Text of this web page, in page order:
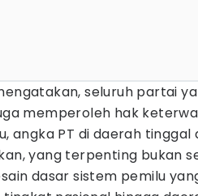
seluruh partai
memperoleh hak
angka PT di daerah tinggal
yang terpenting bukan
dasar sistem pemilu